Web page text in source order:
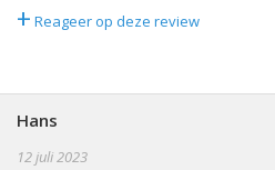
+ Reageer op deze review
Hans
12 juli 2023